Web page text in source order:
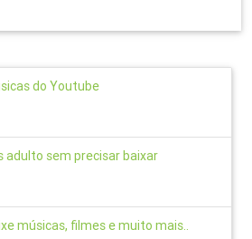
do Youtube
adulto sem precisar baixar
músicas, filmes e muito mais..